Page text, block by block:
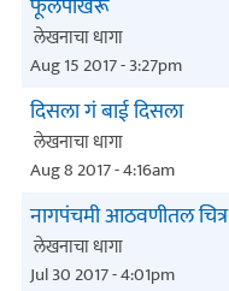
फूलपाखरू
लेखनाचा धागा
Aug 15 2017 - 3:27pm
दिसला गं बाई दिसला
लेखनाचा धागा
Aug 8 2017 - 4:16am
नागपंचमी आठवणीतल चित्र
लेखनाचा धागा
Jul 30 2017 - 4:01pm